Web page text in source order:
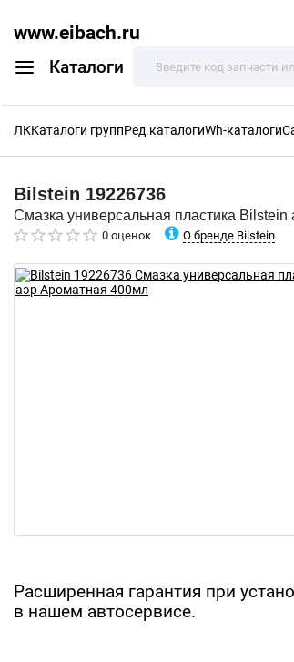
www.eibach.ru
Каталоги
ЛККаталоги группРед.каталогиWh-каталоги
Bilstein 19226736
Смазка универсальная пластика
0 оценок О бренде Bilstein
Расширенная гарантия при
в нашем автосервисе.